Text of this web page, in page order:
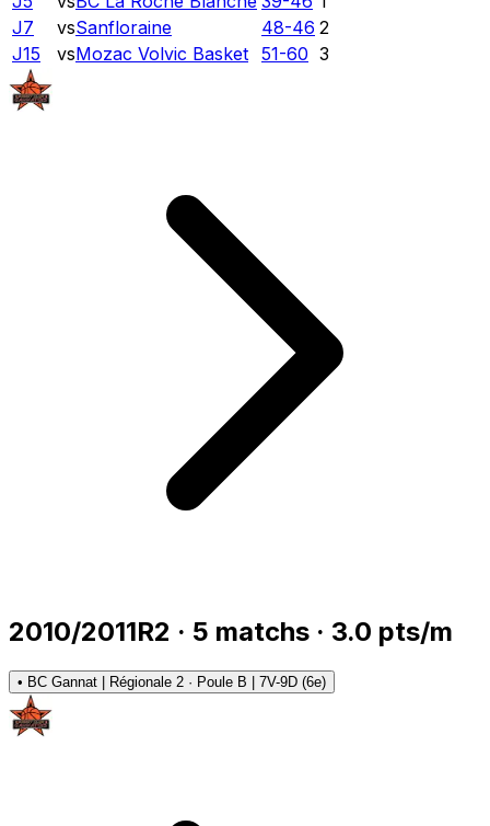
J7
vsSanfloraine 48-46 2
J15
vsMozac Volvic Basket 51-60 3
2010/2011R2 · 5 matchs · 3.0 pts/m
• BC Gannat | Régionale 2 · Poule B | 7V-9D (6e)